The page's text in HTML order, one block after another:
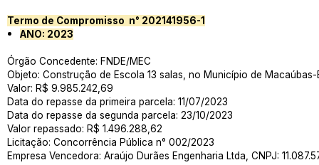
Termo de Compromisso n° 202141956-1
ANO: 2023
Órgão Concedente: FNDE/MEC
Objeto: Construção de Escola 13 salas, no Município de Macaúbas-
Valor: R$ 9.985.242,69
Data do repasse da primeira parcela: 11/07/2023
Data do repasse da segunda parcela: 23/10/2023
Valor repassado: R$ 1.496.288,62
Licitação: Concorrência Pública n° 002/2023
Empresa Vencedora: Araújo Durães Engenharia Ltda, CNPJ: